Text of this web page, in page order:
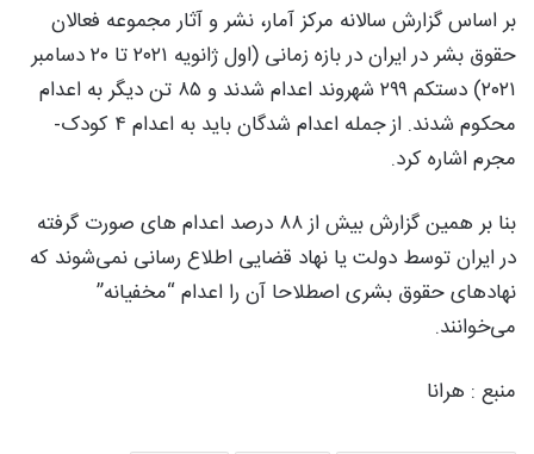
بر اساس گزارش سالانه مرکز آمار، نشر و آثار مجموعه فعالان
حقوق بشر در ایران در بازه زمانی (اول ژانویه ۲۰۲۱ تا ۲۰ دسامبر
۲۰۲۱) دستکم ۲۹۹ شهروند اعدام شدند و ۸۵ تن دیگر به اعدام
محکوم شدند. از جمله اعدام شدگان باید به اعدام ۴ کودک-
مجرم اشاره کرد.
بنا بر همین گزارش بیش از ۸۸ درصد اعدام های صورت گرفته
در ایران توسط دولت یا نهاد قضایی اطلاع رسانی نمی‌شوند که
نهادهای حقوق بشری اصطلاحا آن را اعدام “مخفیانه”
می‌خوانند.
منبع : هرانا